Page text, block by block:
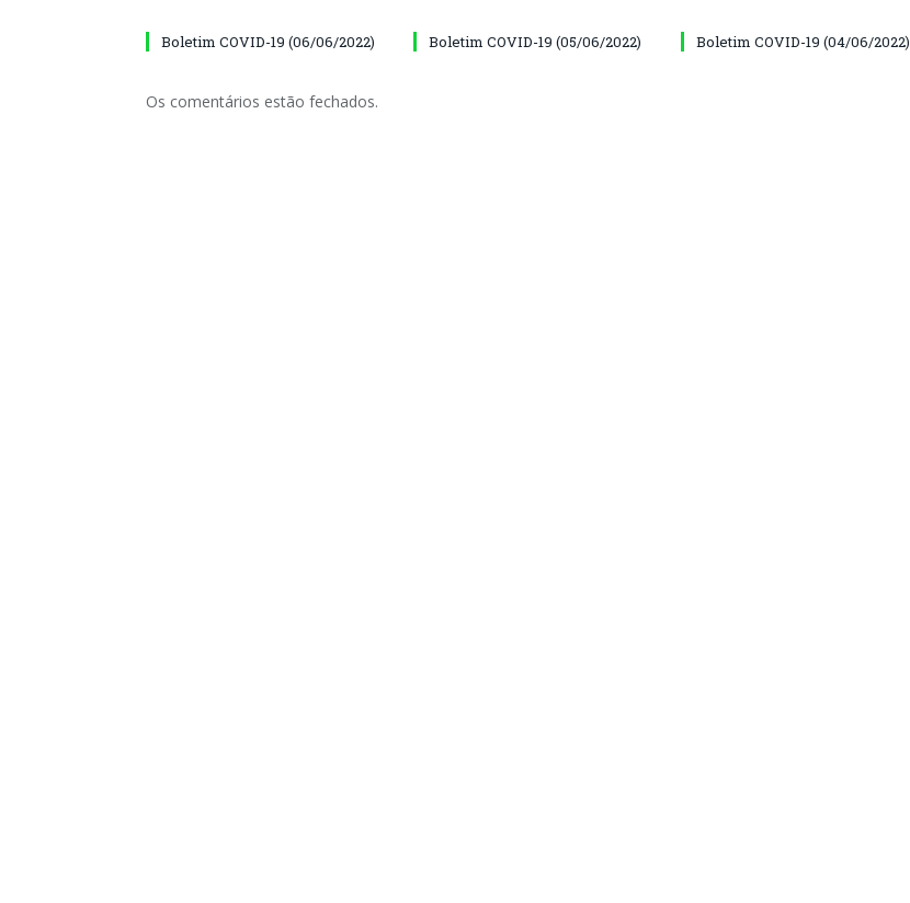
Boletim COVID-19 (06/06/2022) Boletim COVID-19 (05/06/2022) Boletim COVID-19 (04/06/2022)
Os comentários estão fechados.